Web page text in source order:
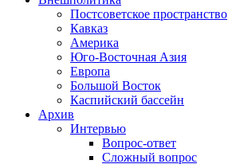
Постсоветское пространство
Кавказ
Америка
Юго-Восточная Азия
Европа
Большой Восток
Каспийский бассейн
Архив
Интервью
Вопрос-ответ
Сложный вопрос